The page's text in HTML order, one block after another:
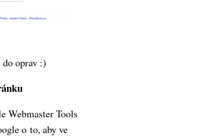
oprav :)
Webmaster Tools
o to, aby ve